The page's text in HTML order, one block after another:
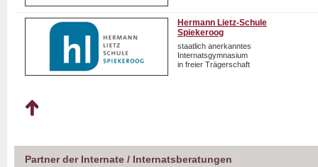
Hermann Lietz-Schule
Spiekeroog
staatlich anerkanntes
Internatsgymnasium
in freier Trägerschaft
Partner der Internate / Internatsberatungen